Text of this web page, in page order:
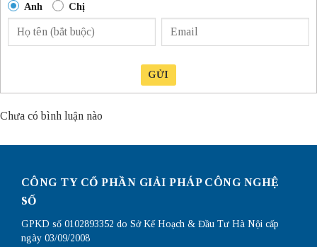
Anh Chị
GỬI
Chưa có bình luận nào
CÔNG TY CỔ PHẦN GIẢI PHÁP CÔNG NGHỆ
SỐ
GPKD số 0102893352 do Sở Kế Hoạch & Đầu Tư Hà Nội cấp
ngày 03/09/2008